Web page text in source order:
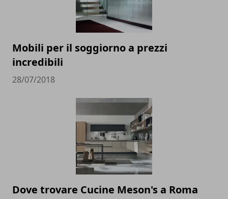
Mobili per il soggiorno a prezzi
incredibili
28/07/2018
Dove trovare Cucine Meson's a Roma